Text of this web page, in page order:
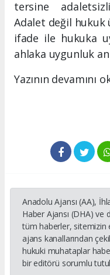
tersine
Adalet değil hukuk
ifade ile hukuka
ahlaka uygunluk
Yazının devamını
Anadolu Ajansı (AA),
Haber Ajansı (DHA) ve
tüm haberler, sitemizin
ajans kanallarından
hukuki muhataplar
bir editörü sorumlu